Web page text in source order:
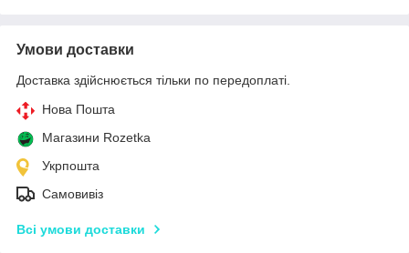
Умови доставки
Доставка здійснюється тільки по передоплаті.
Нова Пошта
Магазини Rozetka
Укрпошта
Самовивіз
Всі умови доставки